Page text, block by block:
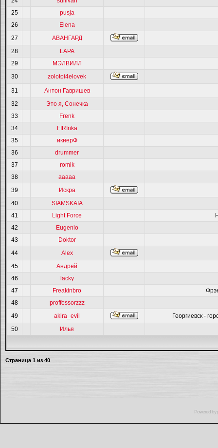
25
pusja
26
Elena
27
АВАНГАРД
28
LAPA
29
МЭЛВИЛЛ
30
zolotoi4elovek
31
Антон Гавришев
32
Это я, Сонечка
33
Frenk
34
FIRInka
35
икнерФ
36
drummer
37
romik
38
ааааа
39
Искра
40
SIAMSKAIA
41
Light Force
42
Eugenio
43
Doktor
44
Alex
45
Андрей
46
lacky
47
Freakinbro
48
proffessorzzz
49
akira_evil
Георгиевск -
50
Илья
Страница 1 из 40
Powered by